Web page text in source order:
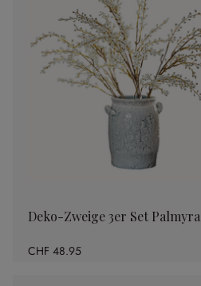
Deko-Zweige 3er Set Palmyra
CHF 48.95